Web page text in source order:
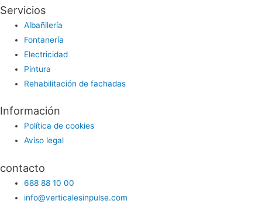
Servicios
Albañilería
Fontanería
Electricidad
Pintura
Rehabilitación de fachadas
Información
Política de cookies
Aviso legal
contacto
688 88 10 00
info@verticalesinpulse.com